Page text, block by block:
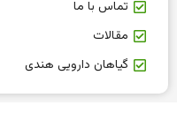
تماس با ما
مقالات
گیاهان دارویی هندی